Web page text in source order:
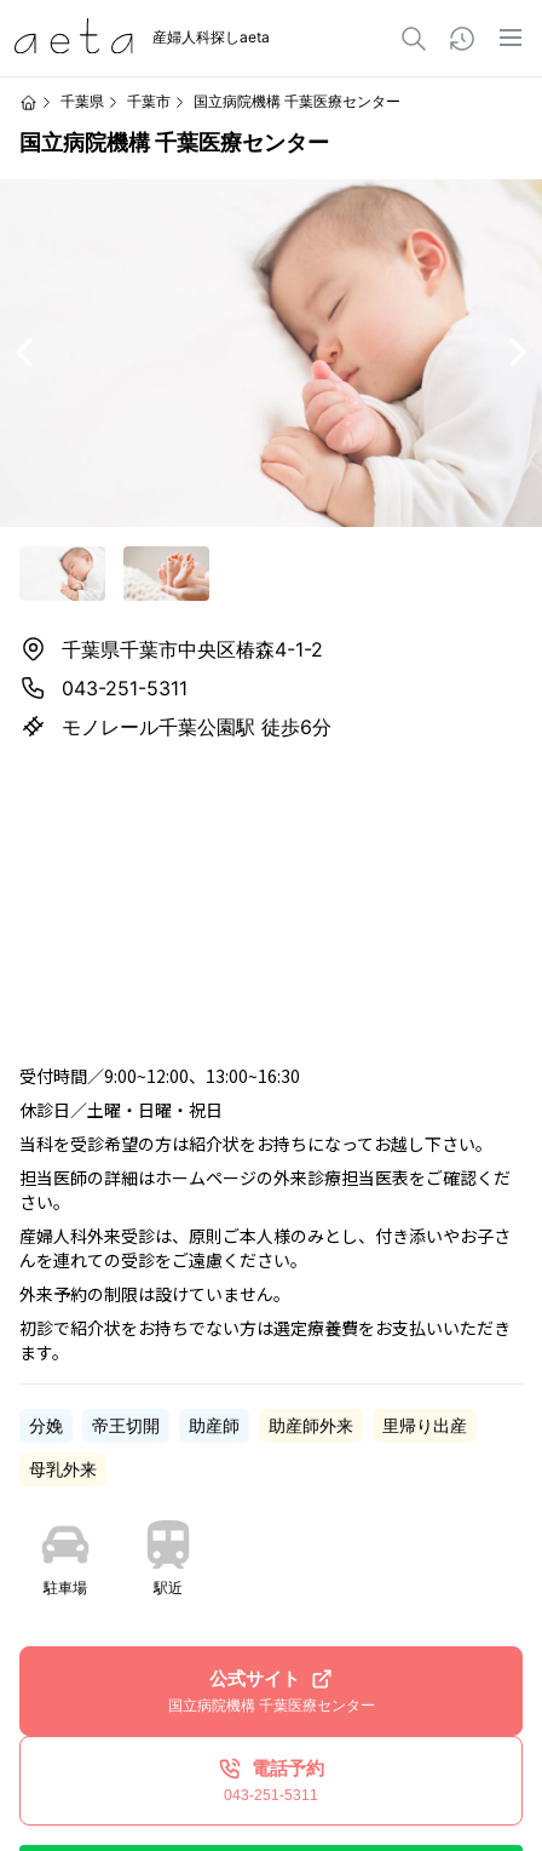
産婦人科探しaeta
千葉県 千葉市 国立病院機構 千葉医療センター
国立病院機構 千葉医療センター
千葉県千葉市中央区椿森4-1-2
043-251-5311
モノレール千葉公園駅 徒歩6分
受付時間／9:00~12:00、13:00~16:30
休診日／土曜・日曜・祝日
当科を受診希望の方は紹介状をお持ちになってお越し下さい。
担当医師の詳細はホームページの外来診療担当医表をご確認くだ
さい。
産婦人科外来受診は、原則ご本人様のみとし、付き添いやお子さ
んを連れての受診をご遠慮ください。
外来予約の制限は設けていません。
初診で紹介状をお持ちでない方は選定療養費をお支払いいただき
ます。
分娩 帝王切開 助産師 助産師外来 里帰り出産
母乳外来
駐車場 駅近
公式サイト
国立病院機構 千葉医療センター
電話予約
043-251-5311